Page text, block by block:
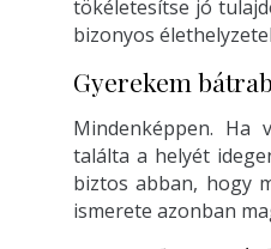
tökéletesítse jó
bizonyos
Gyerekem
Mindenképpen. Ha
találta a helyét
biztos abban, hogy
ismerete azonban